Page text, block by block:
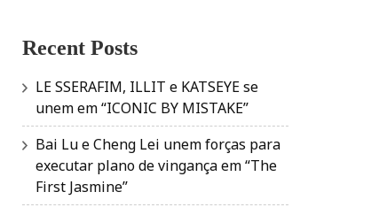
Recent Posts
LE SSERAFIM, ILLIT e KATSEYE se
unem em “ICONIC BY MISTAKE”
Bai Lu e Cheng Lei unem forças para
executar plano de vingança em “The
First Jasmine”